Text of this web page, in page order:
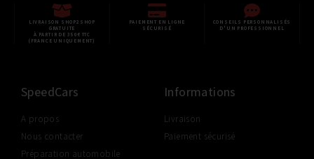
LIVRAISON SHOP2SHOP
GRATUITE
À PARTIR DE 350€ TTC
(FRANCE UNIQUEMENT)
PAIEMENT EN LIGNE
SÉCURISÉ
CONSEILS PERSONNALISÉS
D'UN PROFESSIONNEL
SpeedCars
A propos
Nous contacter
Préparation automobile
Informations
Livraison
Paiement sécurisé